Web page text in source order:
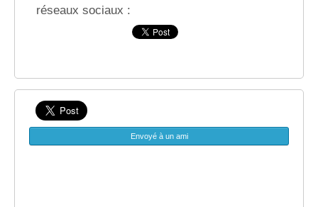
réseaux sociaux :
Envoyé à un ami